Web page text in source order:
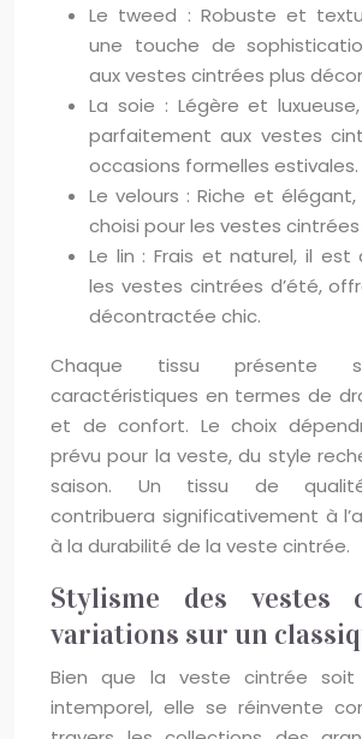
Le tweed : Robuste et
une touche de
aux vestes cintrées plus
La soie : Légère et
parfaitement aux vestes
occasions formelles estivales.
Le velours : Riche et
choisi pour les vestes
Le lin : Frais et naturel, il est
les vestes cintrées d’été,
décontractée chic.
Chaque tissu présente
caractéristiques en termes de
et de confort. Le choix
prévu pour la veste, du style
saison. Un tissu de
contribuera significativement à
à la durabilité de la veste cintrée.
Stylisme des vestes
variations sur un
Bien que la veste cintrée soit
intemporel, elle se réinvente